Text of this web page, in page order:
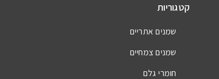
קטגוריות
שמנים אתריים
שמנים צמחיים
חומרי גלם